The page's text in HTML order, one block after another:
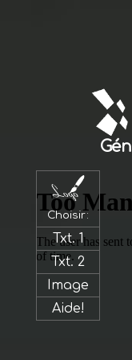
Id2nom.com
Vérifier
nom
Créer
Choisir:
Txt. 1
Txt. 2
Image
Aide!